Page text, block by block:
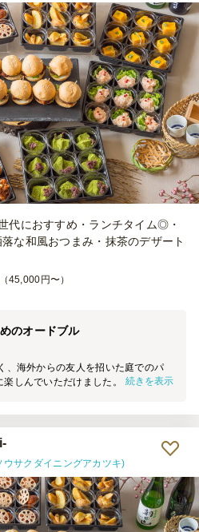
めでも良かったと思うくらいでし
子さんがいたことも影響したかもし
参加者の皆さんにも喜んでいただけ
利用させていただきたいと思いま
代におすすめ・ランチタイム◎・
な和風おつまみ・抹茶のデザート
45,000円〜）
のオードブル
、海外からの友人を招いた庭でのパ
しんでいただけました。品数が豊富
参加者の間では少し好みが分かれた
る方がいませんでした。 ② 3種きのこ
味付けが濃く感じました。お酒と一
れませんが、ノンアルの方も一定数
やや塩味が強めでした。 【サービ
けてくださったため、料理を並べる
ました。 一方で、配達場所につい
続きを表示
サクダイニングアカツキ)